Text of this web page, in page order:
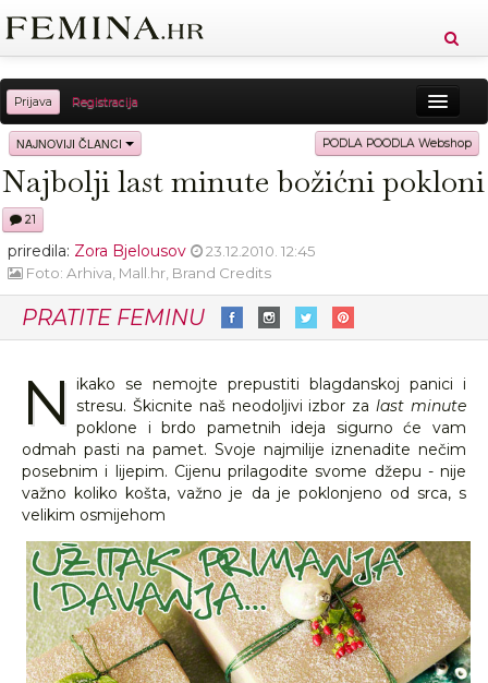
Prijava Registracija
Sreća Zdravlje Vitkost
Moda Ljubav Relax Putovanja Recepti
NAJNOVIJI ČLANCI PODLA POODLA Webshop
Najbolji last minute božićni pokloni
21
priredila: Zora Bjelousov
23.12.2010. 12:45
Foto: Arhiva, Mall.hr, Brand Credits
PRATITE FEMINU
N ikako se nemojte prepustiti blagdanskoj panici i
stresu. Škicnite naš neodoljivi izbor zalast minute
poklone i brdo pametnih ideja sigurno će vam
odmah pasti na pamet. Svoje najmilije iznenadite nečim
posebnim i lijepim. Cijenu prilagodite svome džepu - nije
važno koliko košta, važno je da je poklonjeno od srca, s
velikim osmijehom